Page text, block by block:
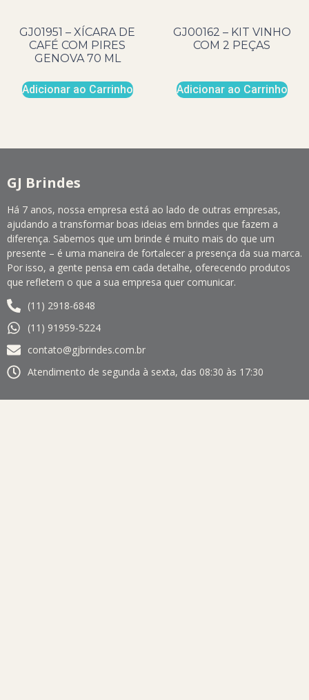
GJ01951 – XÍCARA DE
CAFÉ COM PIRES
GENOVA 70 ML
Adicionar ao Carrinho
GJ00162 – KIT VINHO
COM 2 PEÇAS
Adicionar ao Carrinho
GJ Brindes
Há 7 anos, nossa empresa está ao lado de outras empresas,
ajudando a transformar boas ideias em brindes que fazem a
diferença. Sabemos que um brinde é muito mais do que um
presente – é uma maneira de fortalecer a presença da sua marca.
Por isso, a gente pensa em cada detalhe, oferecendo produtos
que refletem o que a sua empresa quer comunicar.
(11) 2918-6848
(11) 91959-5224
contato@gjbrindes.com.br
Atendimento de segunda à sexta, das 08:30 às 17:30